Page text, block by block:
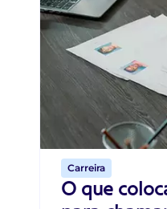
Carreira
O que